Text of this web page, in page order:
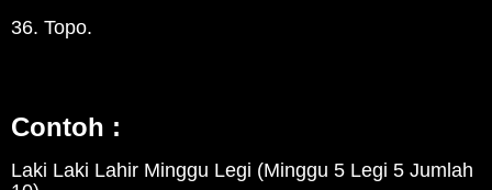
36. Topo.
Contoh :
Laki Laki Lahir Minggu Legi (Minggu 5 Legi 5 Jumlah